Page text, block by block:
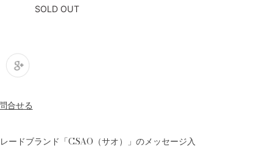
SOLD OUT
ードブランド「CSAO（サオ）」のメッセージ入